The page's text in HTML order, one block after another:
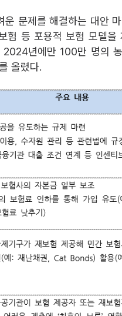
문제를 해결하는 대안
험 등 포용적 보험 모델을
2024년에만 100만 명의
올렸다.